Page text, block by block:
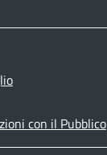
con il Pubblico